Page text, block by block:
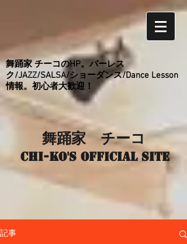
舞踊家 チーコのHP。バーレス
ク/JAZZ/SALSA/ショーダンス/Dance Lesson
情報。初心者大歓迎！
舞踊家 チーコ
Chi-ko's Official site
記事